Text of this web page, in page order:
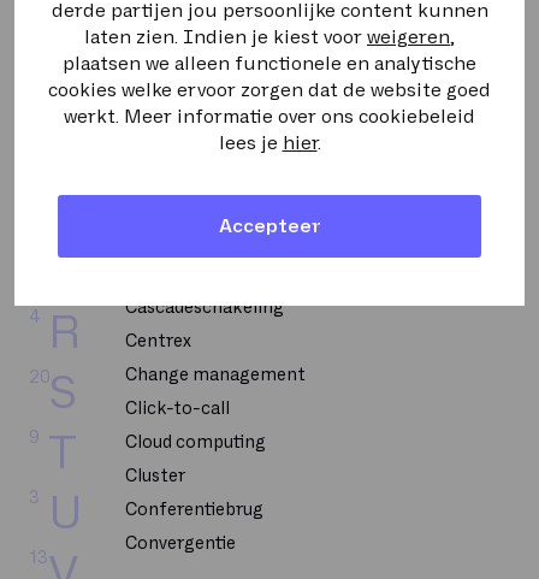
derde partijen jou persoonlijke content kunnen
laten zien. Indien je kiest voor weigeren
plaatsen we alleen functionele en analytische
cookies welke ervoor zorgen dat de website goed
werkt. Meer informatie over ons cookiebeleid
lees je hier.
Accepteer
L
M
O
P
R
4
S
20
T
9
U
3
13
Bellen op uitnodiging
CPU
CRM
Cascadeschakeling
Centrex
Change management
Click-to-call
Cloud computing
Cluster
Conferentiebrug
Convergentie